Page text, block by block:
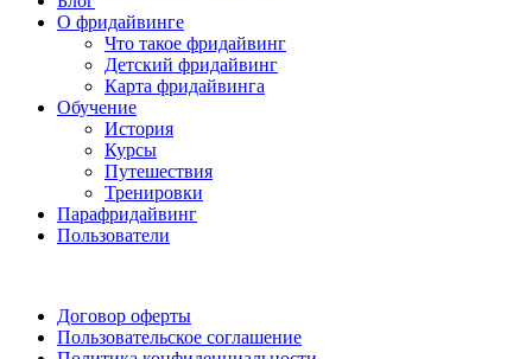
О фридайвинге
Что такое фридайвинг
Детский фридайвинг
Карта фридайвинга
Обучение
История
Курсы
Путешествия
Тренировки
Парафридайвинг
Пользователи
Договор оферты
Пользовательское соглашение